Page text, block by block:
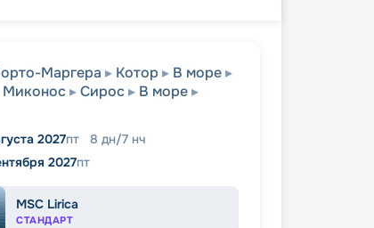
Маргера Котор
В море
Миконос Сирос
В море
2027пт 8 дн/7 нч
2027пт
MSC Lirica
СТАНДАРТ